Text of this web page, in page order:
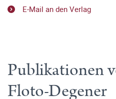
E-Mail an den Verlag
Publikationen
Floto-Degener